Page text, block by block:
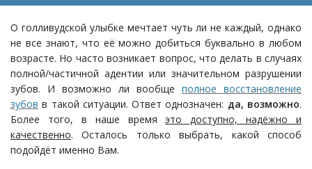
О голливудской улыбке мечтает чуть ли не каждый, однако
не все знают, что её можно добиться буквально в любом
возрасте. Но часто возникает вопрос, что делать в случаях
полной/частичной адентии или значительном разрушении
зубов. И возможно ли вообще полное восстановление
зубов в такой ситуации. Ответ однозначен: да, возможно.
Более того, в наше времяэто доступно, надёжно и
качественно. Осталось только выбрать, какой способ
подойдёт именно Вам.